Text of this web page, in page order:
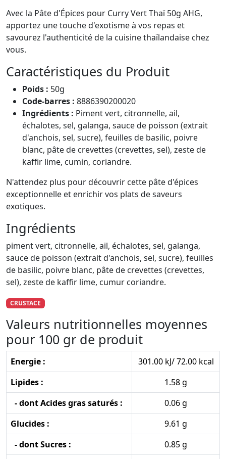
Avec la Pâte d'Épices pour Curry Vert Thaï 50g AHG,
apportez une touche d'exotisme à vos repas et
savourez l'authenticité de la cuisine thaïlandaise chez
vous.
Caractéristiques du Produit
Poids : 50g
Code-barres : 8886390200020
Ingrédients : Piment vert, citronnelle, ail,
échalotes, sel, galanga, sauce de poisson (extrait
d'anchois, sel, sucre), feuilles de basilic, poivre
blanc, pâte de crevettes (crevettes, sel), zeste de
kaffir lime, cumin, coriandre.
N'attendez plus pour découvrir cette pâte d'épices
exceptionnelle et enrichir vos plats de saveurs
exotiques.
Ingrédients
piment vert, citronnelle, ail, échalotes, sel, galanga,
sauce de poisson (extrait d'anchois, sel, sucre), feuilles
de basilic, poivre blanc, pâte de crevettes (crevettes,
sel), zeste de kaffir lime, cumur coriandre.
CRUSTACE
Valeurs nutritionnelles moyennes
pour 100 gr de produit
Energie :
301.00 kJ/ 72.00 kcal
Lipides :
1.58 g
- dont Acides gras saturés :
0.06 g
Glucides :
9.61 g
- dont Sucres :
0.85 g